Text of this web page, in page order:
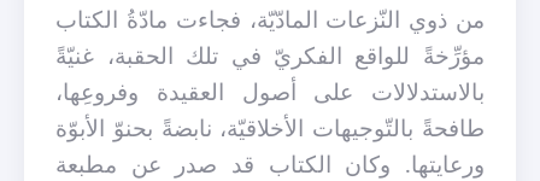
من ذوي النّزعات المادّيّة، فجاءت مادّةُ الكتاب
مؤرِّخةً للواقع الفكريّ في تلك الحقبة، غنيّةً
بالاستدلالات على أصول العقيدة وفروعِها،
طافحةً بالتّوجيهات الأخلاقيّة، نابضةً بحنوّ الأبوّة
ورعايتها. وكان الكتاب قد صدر عن مطبعة